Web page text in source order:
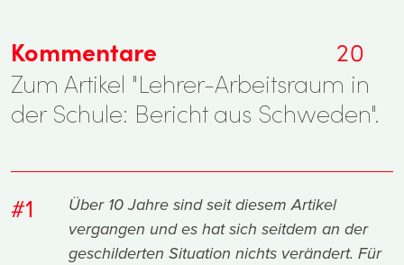
Kommentare
20
Zum Artikel "Lehrer-Arbeitsraum in
der Schule: Bericht aus Schweden".
#1
Über 10 Jahre sind seit diesem Artikel
vergangen und es hat sich seitdem an der
geschilderten Situation nichts verändert. Für